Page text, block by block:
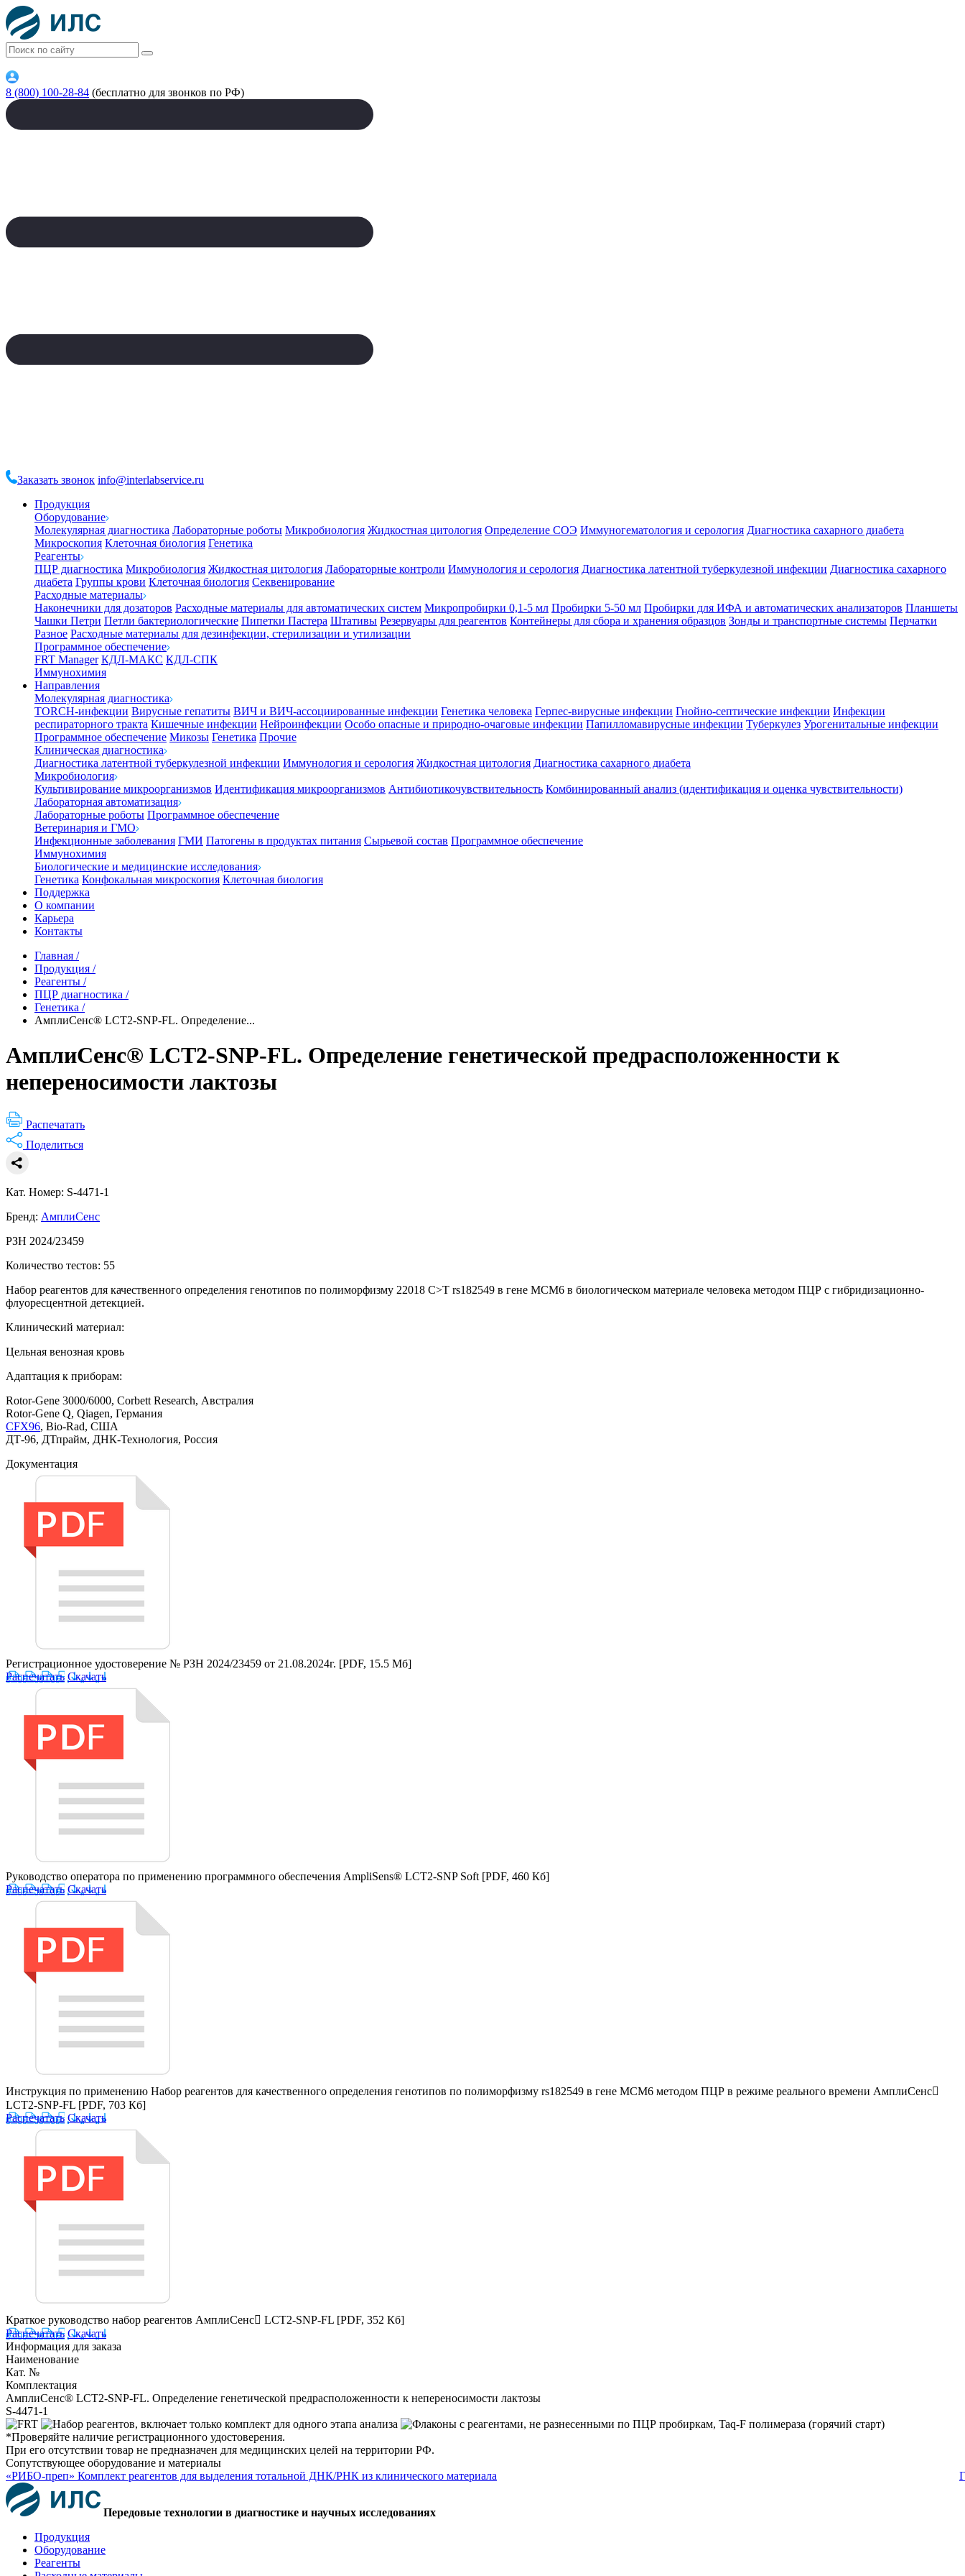
8 (800) 100-28-84 (бесплатно для звонков по РФ)
Заказать звонок info@interlabservice.ru
Продукция
Оборудование
Молекулярная диагностика Лабораторные роботы Микробиология Жидкостная цитология Определение СОЭ Иммуногематология и серология Диагностика сахарного диабета
Микроскопия Клеточная биология Генетика
Реагенты
ПЦР диагностика Микробиология Жидкостная цитология Лабораторные контроли Иммунология и серология Диагностика латентной туберкулезной инфекции Диагностика сахарного
диабета Группы крови Клеточная биология Секвенирование
Расходные материалы
Наконечники для дозаторов Расходные материалы для автоматических систем Микропробирки 0,1-5 мл Пробирки 5-50 мл Пробирки для ИФА и автоматических анализаторов Планшеты
Чашки Петри Петли бактериологические Пипетки Пастера Штативы Резервуары для реагентов Контейнеры для сбора и хранения образцов Зонды и транспортные системы Перчатки
Разное Расходные материалы для дезинфекции, стерилизации и утилизации
Программное обеспечение
FRT Manager КДЛ-МАКС КДЛ-СПК
Иммунохимия
Направления
Молекулярная диагностика
TORCH-инфекции Вирусные гепатиты ВИЧ и ВИЧ-ассоциированные инфекции Генетика человека Герпес-вирусные инфекции Гнойно-септические инфекции Инфекции
респираторного тракта Кишечные инфекции Нейроинфекции Особо опасные и природно-очаговые инфекции Папилломавирусные инфекции Туберкулез Урогенитальные инфекции
Программное обеспечение Микозы Генетика Прочие
Клиническая диагностика
Диагностика латентной туберкулезной инфекции Иммунология и серология Жидкостная цитология Диагностика сахарного диабета
Микробиология
Культивирование микроорганизмов Идентификация микроорганизмов Антибиотикочувствительность Комбинированный анализ (идентификация и оценка чувствительности)
Лабораторная автоматизация
Лабораторные роботы Программное обеспечение
Ветеринария и ГМО
Инфекционные заболевания ГМИ Патогены в продуктах питания Сырьевой состав Программное обеспечение
Иммунохимия
Биологические и медицинские исследования
Генетика Конфокальная микроскопия Клеточная биология
Поддержка
О компании
Карьера
Контакты
Главная /
Продукция /
Реагенты /
ПЦР диагностика /
Генетика /
АмплиСенс® LCT2-SNP-FL. Определение...
АмплиСенс® LCT2-SNP-FL. Определение генетической предрасположенности к
непереносимости лактозы
Распечатать
Поделиться
Кат. Номер: S-4471-1
Бренд: АмплиСенс
РЗН 2024/23459
Количество тестов: 55
Набор реагентов для качественного определения генотипов по полиморфизму 22018 C>T rs182549 в гене MCM6 в биологическом материале человека методом ПЦР с гибридизационно-
флуоресцентной детекцией.
Клинический материал:
Цельная венозная кровь
Адаптация к приборам:
Rotor-Gene 3000/6000, Corbett Research, Австралия
Rotor-Gene Q, Qiagen, Германия
CFX96, Bio-Rad, США
ДТ-96, ДТпрайм, ДНК-Технология, Россия
Документация
Регистрационное удостоверение № РЗН 2024/23459 от 21.08.2024г. [PDF, 15.5 Мб]
Распечатать Скачать
Руководство оператора по применению программного обеспечения AmpliSens® LCT2-SNP Soft [PDF, 460 Кб]
Распечатать Скачать
Инструкция по применению Набор реагентов для качественного определения генотипов по полиморфизму rs182549 в гене MCM6 методом ПЦР в режиме реального времени АмплиСенс
LCT2-SNP-FL [PDF, 703 Кб]
Распечатать Скачать
Краткое руководство набор реагентов АмплиСенс LCT2-SNP-FL [PDF, 352 Кб]
Распечатать Скачать
Информация для заказа
Наименование
Кат. №
Комплектация
АмплиСенс® LCT2-SNP-FL. Определение генетической предрасположенности к непереносимости лактозы
S-4471-1
*Проверяйте наличие регистрационного удостоверения.
При его отсутствии товар не предназначен для медицинских целей на территории РФ.
Сопутствующее оборудование и материалы
«РИБО-преп» Комплект реагентов для выделения тотальной ДНК/РНК из клинического материала
Передовые технологии в диагностике и научных исследованиях
Продукция
Оборудование
Реагенты